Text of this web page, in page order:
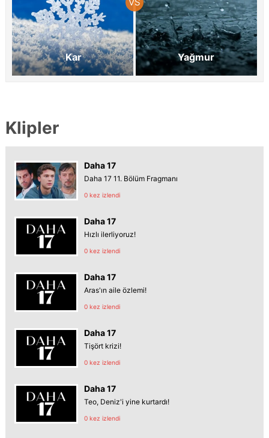
Kar Yağmur
Klipler
Daha 17
Daha 17 11. Bölüm Fragmanı
0 kez izlendi
Daha 17
Hızlı ilerliyoruz!
0 kez izlendi
Daha 17
Aras'ın aile özlemi!
0 kez izlendi
Daha 17
Tişört krizi!
0 kez izlendi
Daha 17
Teo, Deniz'i yine kurtardı!
0 kez izlendi